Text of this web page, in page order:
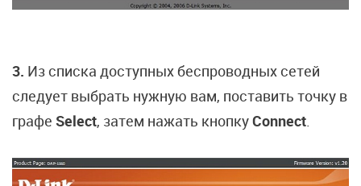
3. Из списка доступных беспроводных сетей
следует выбрать нужную вам, поставить точку в
графе Select, затем нажать кнопкуConnect.